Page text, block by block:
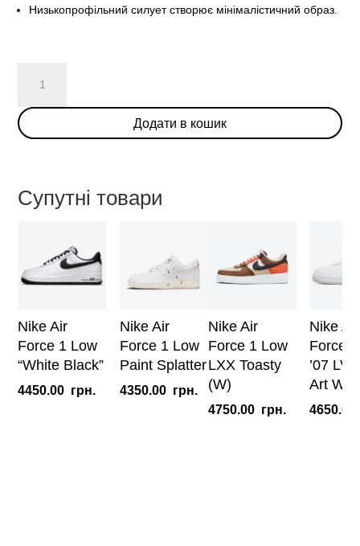
Низькопрофільний силует створює мінімалістичний образ.
Force
1
кількість
Додати в кошик
Супутні товари
Nike Air
Force 1 Low
“White Black”
4450.00 грн.
Nike Air
Force 1 Low
Paint Splatter
4350.00 грн.
Nike Air
Force 1 Low
LXX Toasty
(W)
4750.00 грн.
Nike Air
Force
’07
Art
4650.00